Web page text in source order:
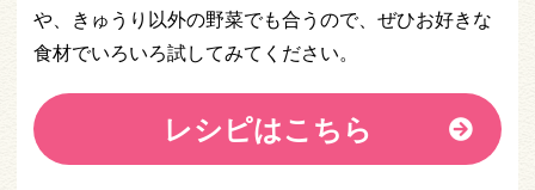
や、きゅうり以外の野菜でも合うので、ぜひお好きな
食材でいろいろ試してみてください。
レシピはこちら